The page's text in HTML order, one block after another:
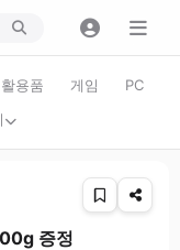
용품 게임
PC
증정